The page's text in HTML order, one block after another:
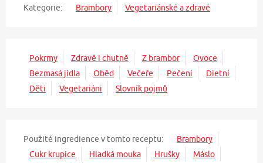
Kategorie: Brambory Vegetariánské a zdravé
Pokrmy Zdravě i chutně Z brambor
Ovoce
Bezmasá jídla
Oběd Večeře Pečení
Dietní
Děti
Vegetariáni Slovník pojmů
Použité ingredience v tomto receptu:
Brambory
Cukr krupice
Hladká mouka Hrušky
Máslo